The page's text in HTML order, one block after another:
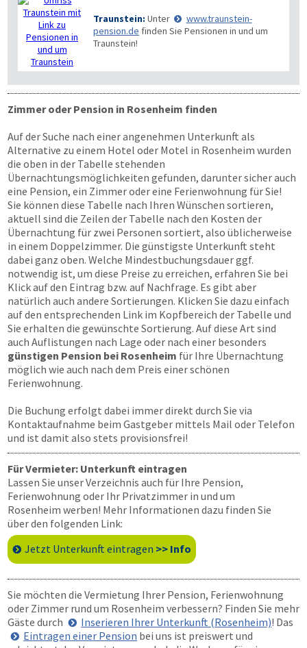
Traunstein: Unter
www.traunstein-
pension.de finden Sie Pensionen in und um
Traunstein!
Zimmer oder Pension in Rosenheim finden
Auf der Suche nach einer angenehmen Unterkunft als
Alternative zu einem Hotel oder Motel in Rosenheim wurden
die oben in der Tabelle stehenden
Übernachtungsmöglichkeiten gefunden, darunter sicher auch
eine Pension, ein Zimmer oder eine Ferienwohnung für Sie!
Sie können diese Tabelle nach Ihren Wünschen sortieren,
aktuell sind die Zeilen der Tabelle nach den Kosten der
Übernachtung für zwei Personen sortiert, also üblicherweise
in einem Doppelzimmer. Die günstigste Unterkunft steht
dabei ganz oben. Welche Mindestbuchungsdauer ggf.
notwendig ist, um diese Preise zu erreichen, erfahren Sie bei
Klick auf den Eintrag bzw. auf Nachfrage. Es gibt aber
natürlich auch andere Sortierungen. Klicken Sie dazu einfach
auf den entsprechenden Link im Kopfbereich der Tabelle und
Sie erhalten die gewünschte Sortierung. Auf diese Art sind
auch Auflistungen nach Lage oder nach einer besonders
günstigen Pension bei Rosenheim für Ihre Übernachtung
möglich wie auch nach dem Preis einer schönen
Ferienwohnung.
Die Buchung erfolgt dabei immer direkt durch Sie via
Kontaktaufnahme beim Gastgeber mittels Mail oder Telefon
und ist damit also stets provisionsfrei!
Für Vermieter: Unterkunft eintragen
Lassen Sie unser Verzeichnis auch für Ihre Pension,
Ferienwohnung oder Ihr Privatzimmer in und um
Rosenheim werben! Mehr Informationen dazu finden Sie
über den folgenden Link:
Jetzt Unterkunft eintragen >> Info
Sie möchten die Vermietung Ihrer Pension, Ferienwohnung
oder Zimmer rund um Rosenheim verbessern? Finden Sie mehr
Gäste durch
Inserieren Ihrer Unterkunft (Rosenheim)! Das
Eintragen einer Pension bei uns ist preiswert und